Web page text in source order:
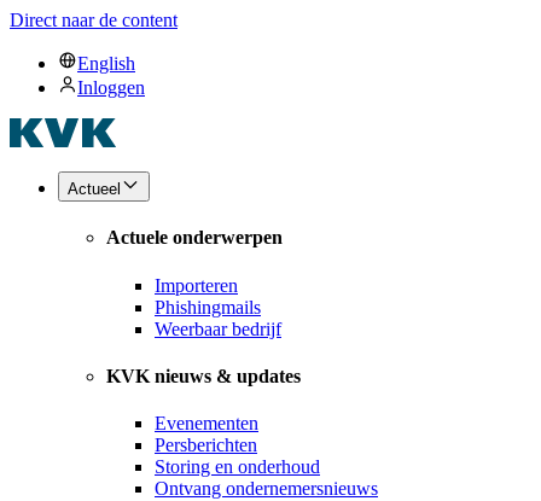
Direct naar de content
English
Inloggen
Actueel
Actuele onderwerpen
Importeren
Phishingmails
Weerbaar bedrijf
KVK nieuws & updates
Evenementen
Persberichten
Storing en onderhoud
Ontvang ondernemersnieuws